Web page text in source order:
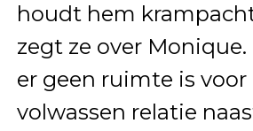
houdt hem
zegt ze over Monique.
er geen ruimte is voor
volwassen relatie